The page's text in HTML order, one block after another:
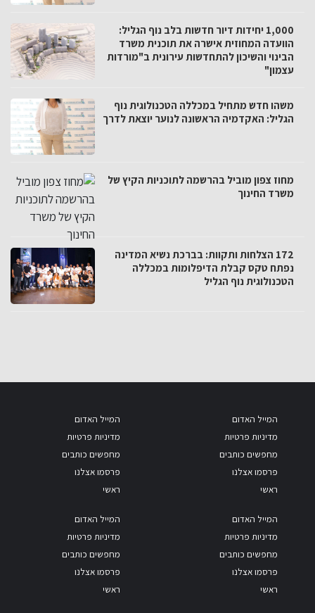
1,000 יחידות דיור חדשות בלב נוף הגליל:
הוועדה המחוזית אישרה את תוכנית משרד
הבינוי והשיכון להתחדשות עירונית ב"מורדות
עצמון"
משהו חדש מתחיל במכללה הטכנולוגית נוף
הגליל: האקדמיה הראשונה לנוער יוצאת לדרך
מחוז צפון מוביל בהרשמה לתוכניות הקיץ של
משרד החינוך
172 הצלחות ותקוות: בברכת נשיא המדינה
נפתח טקס קבלת הדיפלומות במכללה
הטכנולוגית נוף הגליל
המייל האדום
מדיניות פרטיות
מחפשים כותבים
פרסמו אצלנו
ראשי
המייל האדום
מדיניות פרטיות
מחפשים כותבים
פרסמו אצלנו
ראשי
המייל האדום
מדיניות פרטיות
מחפשים כותבים
פרסמו אצלנו
ראשי
המייל האדום
מדיניות פרטיות
מחפשים כותבים
פרסמו אצלנו
ראשי